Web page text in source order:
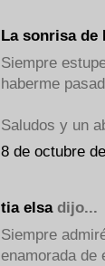
La sonrisa de
Siempre
haberme
Saludos y un
8 de octubre
tia elsadijo...
Siempre
enamorada de